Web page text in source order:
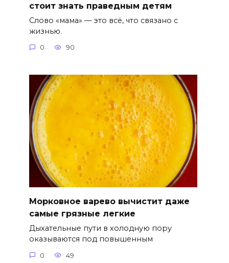
стоит знать праведным детям
Слово «мама» — это всё, что связано с
жизнью.
0 90
Морковное варево вычистит даже
самые грязные легкие
Дыхательные пути в холодную пору
оказываются под повышенным
0 49